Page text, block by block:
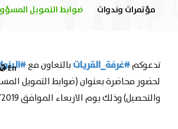
En
مؤتمرات وندوات
ضوابط التمويل
تدعوكم#غرفة_القريات بالتعاون مع#
لحضور محاضرة بعنوان (ضوابط التمويل
والتحصيل) وذلك يوم الاربعاء الموافق 26/6/2019م .